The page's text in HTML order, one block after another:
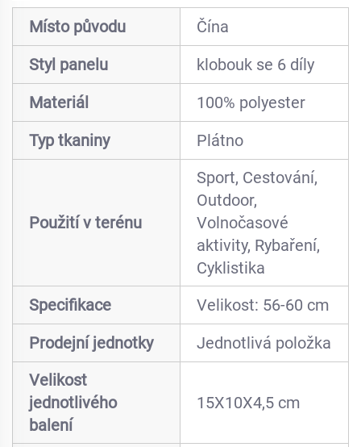
Místo původu
Čína
Styl panelu
klobouk se 6 díly
Materiál
100% polyester
Typ tkaniny
Plátno
Použití v terénu
Sport, Cestování,
Outdoor,
Volnočasové
aktivity, Rybaření,
Cyklistika
Specifikace
Velikost: 56-60 cm
Prodejní jednotky
Jednotlivá položka
Velikost
jednotlivého
balení
15X10X4,5 cm